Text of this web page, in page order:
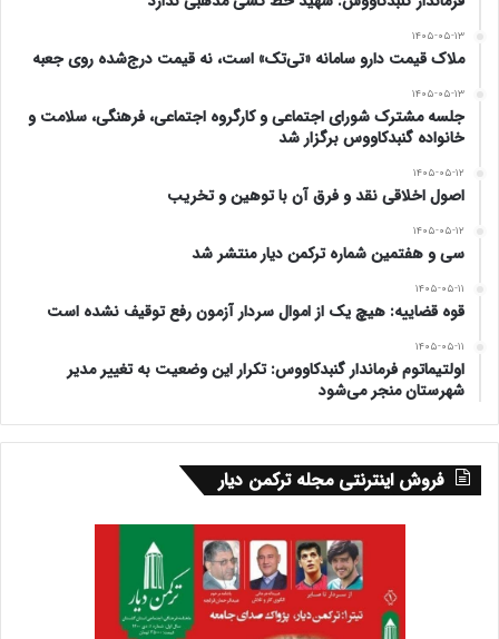
۱۴۰۵-۰۵-۱۳
ملاک قیمت دارو سامانه «تی‌تک» است، نه قیمت درج‌شده روی جعبه
۱۴۰۵-۰۵-۱۳
جلسه مشترک شورای اجتماعی و کارگروه اجتماعی، فرهنگی، سلامت و
خانواده گنبدکاووس برگزار شد
۱۴۰۵-۰۵-۱۲
اصول اخلاقی نقد و فرق آن با توهین و تخریب
۱۴۰۵-۰۵-۱۲
سی و هفتمین شماره ترکمن دیار منتشر شد
۱۴۰۵-۰۵-۱۱
قوه قضاییه: هیچ یک از اموال سردار آزمون رفع توقیف نشده است
۱۴۰۵-۰۵-۱۱
اولتیماتوم فرماندار گنبدکاووس: تکرار این وضعیت به تغییر مدیر
شهرستان منجر می‌شود
فروش اینترنتی مجله ترکمن دیار